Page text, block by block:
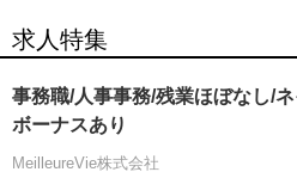
求人特集
事務職/人事事務/残業ほぼなし/
ボーナスあり
MeilleureVie株式会社